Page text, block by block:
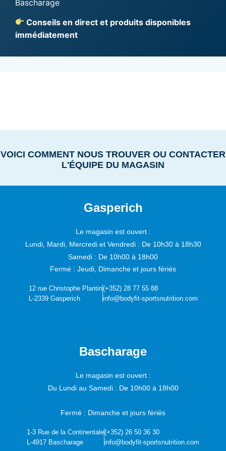
Bascharage
Conseils en direct et produits disponibles
immédiatement
VOICI COMMENT NOUS TROUVER OU CONTACTER
L'ÉQUIPE DU MAGASIN
Gasperich
Le magasin est ouvert :
Lundi, Mardi, Mercredi et Vendredi : De 10h30 à 18h30
Samedi : De 10h00 à 18h00
Fermé : Jeudi, Dimanche et jours fériés
12 rue Christophe Plantin
L-2339 Gasperich
(+352) 28 77 55 88
info@bodyfit-sportsnutrition.com
Bascharage
Le magasin est ouvert :
Du Lundi au Samedi : De 10h00 à 18h00
Fermé : Dimanche et jours fériés
1-3 Rue de la Continentale
L-4917 Bascharage
(+352) 26 50 36 30
info@bodyfit-sportsnutrition.com